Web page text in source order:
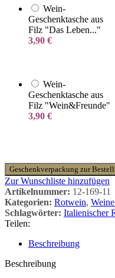
Wein-
Geschenktasche aus
Filz "Das Leben..."
3,90 €
Wein-
Geschenktasche aus
Filz "Wein&Freunde"
3,90 €
Geschenkverpackung zur
Zur Wunschliste hinzufügen
Artikelnummer: 12-169-11
Kategorien: Rotwein,
Schlagwörter: Italienischer
Teilen:
Beschreibung
Beschreibung